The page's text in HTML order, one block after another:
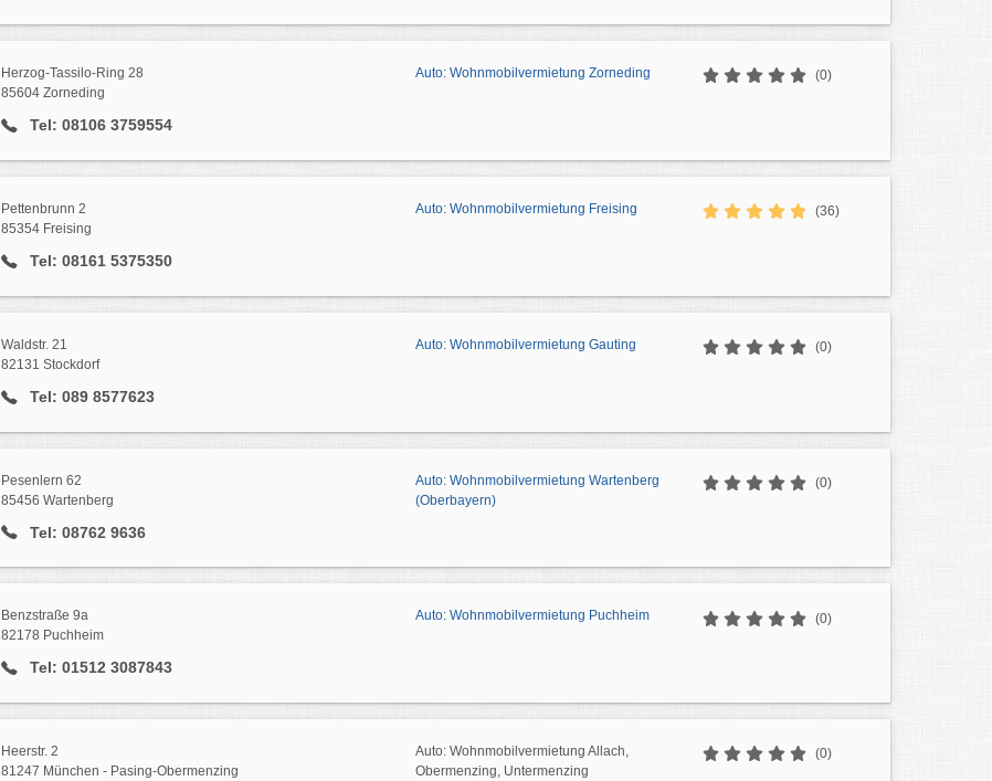
Herzog-Tassilo-Ring 28
85604 Zorneding
Tel: 08106 3759554
Auto: Wohnmobilvermietung Zorneding (0)
Pettenbrunn 2
85354 Freising
Tel: 08161 5375350
Auto: Wohnmobilvermietung Freising (36)
Waldstr. 21
82131 Stockdorf
Tel: 089 8577623
Auto: Wohnmobilvermietung Gauting (0)
Pesenlern 62
85456 Wartenberg
Tel: 08762 9636
Auto: Wohnmobilvermietung Wartenberg
(Oberbayern)
(0)
Benzstraße 9a
82178 Puchheim
Tel: 01512 3087843
Auto: Wohnmobilvermietung Puchheim (0)
Heerstr. 2
81247 München - Pasing-Obermenzing
Auto: Wohnmobilvermietung Allach,
Obermenzing, Untermenzing
(0)